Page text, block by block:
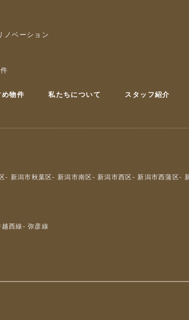
ノベーション
物件 私たちについて スタッフ紹介
- 新潟市秋葉区- 新潟市南区 - 新潟市西区 - 新潟市西蒲区-
西線 - 弥彦線